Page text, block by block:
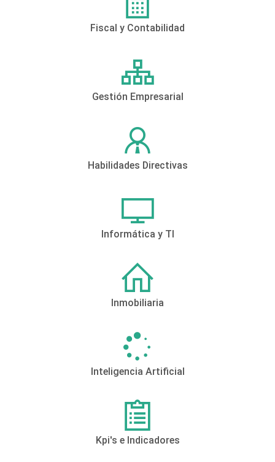
Fiscal y Contabilidad
Gestión Empresarial
Habilidades Directivas
Informática y TI
Inmobiliaria
Inteligencia Artificial
Kpi's e Indicadores